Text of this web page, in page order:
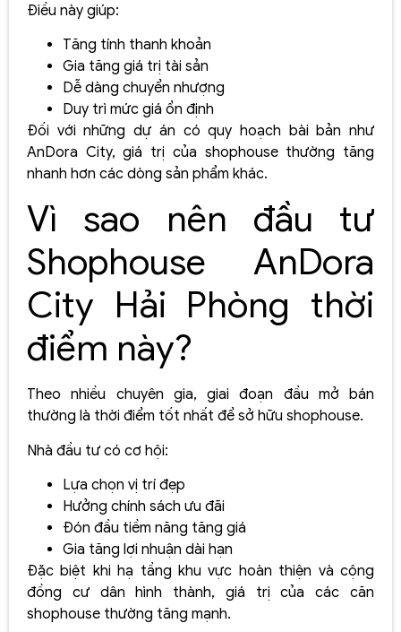
Điều này giúp:
Tăng tính thanh khoản
Gia tăng giá trị tài sản
Dễ dàng chuyển nhượng
Duy trì mức giá ổn định
Đối với những dự án có quy hoạch bài bản như
AnDora City, giá trị của shophouse thường tăng
nhanh hơn các dòng sản phẩm khác.
Vì sao nên đầu tư
Shophouse AnDora
City Hải Phòng thời
điểm này?
Theo nhiều chuyên gia, giai đoạn đầu mở bán
thường là thời điểm tốt nhất để sở hữu shophouse.
Nhà đầu tư có cơ hội:
Lựa chọn vị trí đẹp
Hưởng chính sách ưu đãi
Đón đầu tiềm năng tăng giá
Gia tăng lợi nhuận dài hạn
Đặc biệt khi hạ tầng khu vực hoàn thiện và cộng
đồng cư dân hình thành, giá trị của các căn
shophouse thường tăng mạnh.